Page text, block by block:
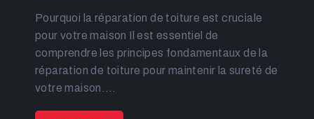
Pourquoi la réparation de toiture est cruciale
pour votre maison Il est essentiel de
comprendre les principes fondamentaux de la
réparation de toiture pour maintenir la sureté de
votre maison.…